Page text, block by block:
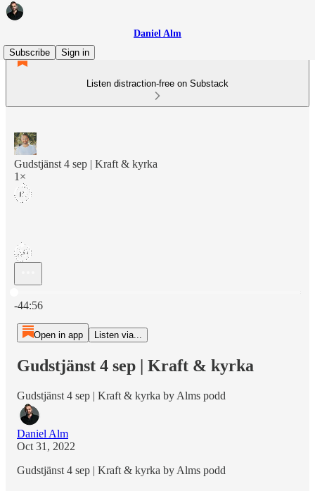
Daniel Alm
Subscribe
Sign in
Listen distraction-free on Substack
Gudstjänst 4 sep | Kraft & kyrka
1×
-44:56
Open in app Listen via...
Gudstjänst 4 sep | Kraft & kyrka
Gudstjänst 4 sep | Kraft & kyrka by Alms podd
Daniel Alm
Oct 31, 2022
Gudstjänst 4 sep | Kraft & kyrka by Alms podd